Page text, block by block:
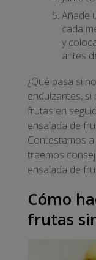
Añade
cada
y
antes
¿Qué pasa si
endulzantes, si
frutas en
ensalada de
Contestamos
traemos
ensalada de
Cómo
frutas